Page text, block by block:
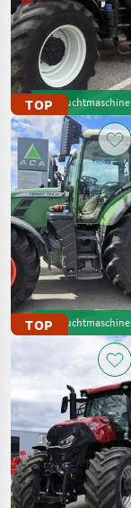
TOPGebrauchtmaschine
TOPGebrauchtmaschine